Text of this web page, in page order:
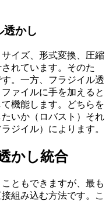
透かし
イズ、形式変換、圧縮
れています。そのた
。一方、フラジイル透
ァイルに手を加えると
機能します。どちらを
いか（ロバスト）それ
ジイル）によります。
かし統合
ともできますが、最も
組み込む方法です。こ